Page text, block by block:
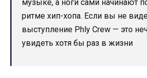
музыке, а ноги сами начинают
ритме хип-хопа. Если вы не
выступление Phly Crew — это
увидеть хотя бы раз в жизни